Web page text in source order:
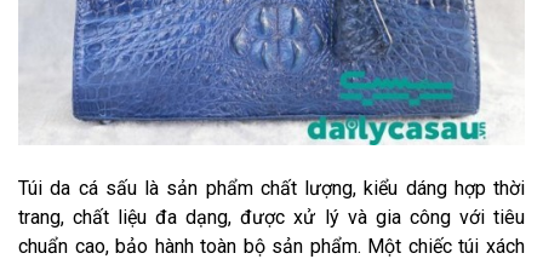
Túi da cá sấu là sản phẩm chất lượng, kiểu dáng hợp thời
trang, chất liệu đa dạng, được xử lý và gia công với tiêu
chuẩn cao, bảo hành toàn bộ sản phẩm. Một chiếc túi xách